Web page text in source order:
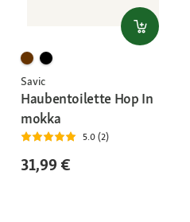
Savic
Haubentoilette Hop In
mokka
5.0 (2)
31,99 €